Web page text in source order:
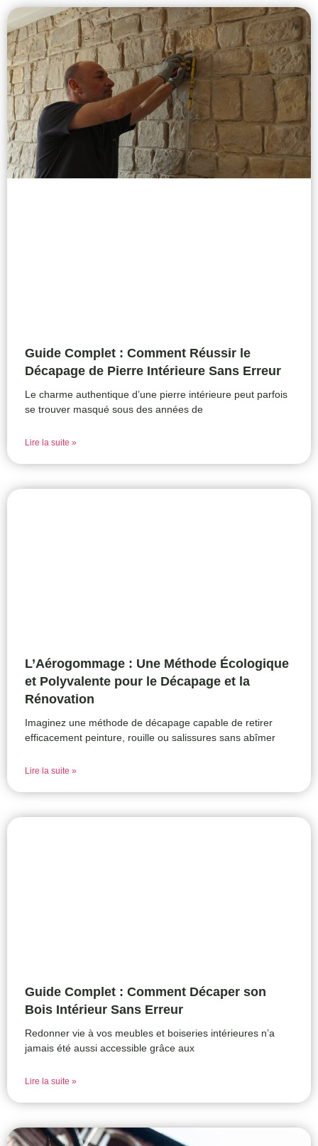
Guide Complet : Comment Réussir le
Décapage de Pierre Intérieure Sans Erreur
Le charme authentique d’une pierre intérieure peut parfois
se trouver masqué sous des années de
Lire la suite »
L’Aérogommage : Une Méthode Écologique
et Polyvalente pour le Décapage et la
Rénovation
Imaginez une méthode de décapage capable de retirer
efficacement peinture, rouille ou salissures sans abîmer
Lire la suite »
Guide Complet : Comment Décaper son
Bois Intérieur Sans Erreur
Redonner vie à vos meubles et boiseries intérieures n’a
jamais été aussi accessible grâce aux
Lire la suite »